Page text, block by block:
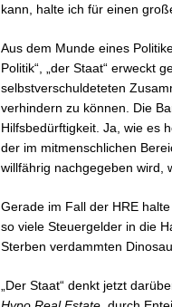
kann, halte ich für einen
Aus dem Munde eines
Politik“, „der Staat“ erweckt
selbstverschuldeteten
verhindern zu können. Die
Hilfsbedürftigkeit. Ja, wie es
der im mitmenschlichen
willfährig nachgegeben wird,
Gerade im Fall der HRE
so viele Steuergelder in die
Sterben verdammten
„Der Staat“ denkt jetzt